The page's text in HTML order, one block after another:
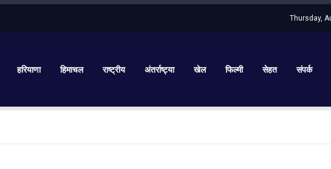
Thursday,
हरियाणा हिमाचल राष्ट्रीय अंतर्राष्ट्या खेल फिल्मी सेहत संपर्क